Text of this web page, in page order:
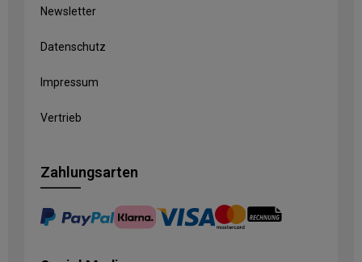
Newsletter
Datenschutz
Impressum
Vertrieb
Zahlungsarten